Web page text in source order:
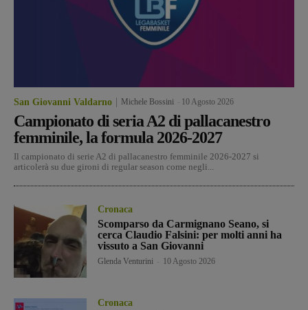
San Giovanni Valdarno Michele Bossini 10 Agosto 2026
Campionato di seria A2 di pallacanestro
femminile, la formula 2026-2027
Il campionato di serie A2 di pallacanestro femminile 2026-2027 si
articolerà su due gironi di regular season come negli...
Cronaca
Scomparso da Carmignano Seano, si
cerca Claudio Falsini: per molti anni ha
vissuto a San Giovanni
Glenda Venturini 10 Agosto 2026
Cronaca